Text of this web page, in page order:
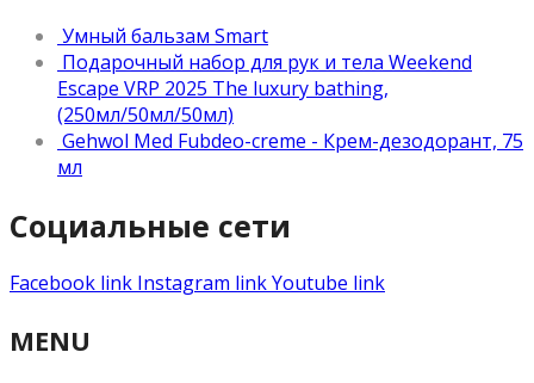
Умный бальзам Smart
Подарочный набор для рук и тела Weekend
Escape VRP 2025 The luxury bathing,
(250мл/50мл/50мл)
Gehwol Med Fubdeo-creme - Крем-дезодорант, 75
мл
Социальные сети
Facebook link Instagram linkYoutube link
MENU